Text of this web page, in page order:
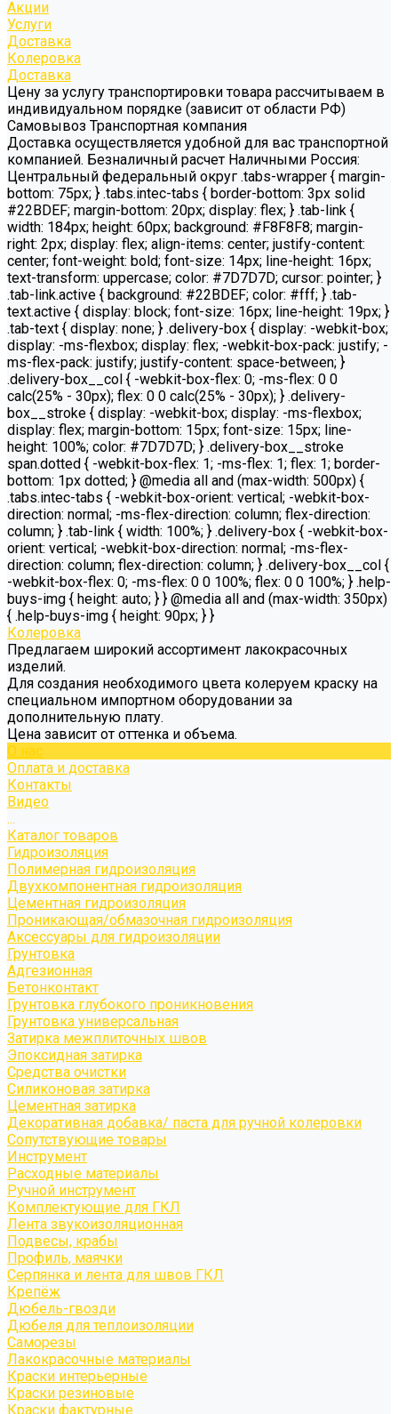
Акции
Услуги
Доставка
Колеровка
Доставка
Цену за услугу транспортировки товара рассчитываем в
индивидуальном порядке (зависит от области РФ)
Самовывоз Транспортная компания
Доставка осуществляется удобной для вас транспортной
компанией. Безналичный расчет Наличными Россия:
Центральный федеральный округ .tabs-wrapper { margin-
bottom: 75px; } .tabs.intec-tabs { border-bottom: 3px solid
#22BDEF; margin-bottom: 20px; display: flex; } .tab-link {
width: 184px; height: 60px; background: #F8F8F8; margin-
right: 2px; display: flex; align-items: center; justify-content:
center; font-weight: bold; font-size: 14px; line-height: 16px;
text-transform: uppercase; color: #7D7D7D; cursor: pointer; }
.tab-link.active { background: #22BDEF; color: #fff; } .tab-
text.active { display: block; font-size: 16px; line-height: 19px; }
.tab-text { display: none; } .delivery-box { display: -webkit-box;
display: -ms-flexbox; display: flex; -webkit-box-pack: justify; -
ms-flex-pack: justify; justify-content: space-between; }
.delivery-box__col { -webkit-box-flex: 0; -ms-flex: 0 0
calc(25% - 30px); flex: 0 0 calc(25% - 30px); } .delivery-
box__stroke { display: -webkit-box; display: -ms-flexbox;
display: flex; margin-bottom: 15px; font-size: 15px; line-
height: 100%; color: #7D7D7D; } .delivery-box__stroke
span.dotted { -webkit-box-flex: 1; -ms-flex: 1; flex: 1; border-
bottom: 1px dotted; } @media all and (max-width: 500px) {
.tabs.intec-tabs { -webkit-box-orient: vertical; -webkit-box-
direction: normal; -ms-flex-direction: column; flex-direction:
column; } .tab-link { width: 100%; } .delivery-box { -webkit-box-
orient: vertical; -webkit-box-direction: normal; -ms-flex-
direction: column; flex-direction: column; } .delivery-box__col {
-webkit-box-flex: 0; -ms-flex: 0 0 100%; flex: 0 0 100%; } .help-
buys-img { height: auto; } } @media all and (max-width: 350px)
{ .help-buys-img { height: 90px; } }
Колеровка
Предлагаем широкий ассортимент лакокрасочных
изделий.
Для создания необходимого цвета колеруем краску на
специальном импортном оборудовании за
дополнительную плату.
Цена зависит от оттенка и объема.
О нас
Оплата и доставка
Контакты
Видео
...
Каталог товаров
Гидроизоляция
Полимерная гидроизоляция
Двухкомпонентная гидроизоляция
Цементная гидроизоляция
Проникающая/обмазочная гидроизоляция
Аксессуары для гидроизоляции
Грунтовка
Адгезионная
Бетонконтакт
Грунтовка глубокого проникновения
Грунтовка универсальная
Затирка межплиточных швов
Эпоксидная затирка
Средства очистки
Силиконовая затирка
Цементная затирка
Декоративная добавка/ паста для ручной колеровки
Сопутствующие товары
Инструмент
Расходные материалы
Ручной инструмент
Комплектующие для ГКЛ
Лента звукоизоляционная
Подвесы, крабы
Профиль, маячки
Серпянка и лента для швов ГКЛ
Крепёж
Дюбель-гвозди
Дюбеля для теплоизоляции
Саморезы
Лакокрасочные материалы
Краски интерьерные
Краски резиновые
Краски фактурные